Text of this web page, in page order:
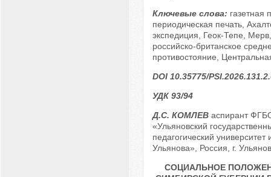
Ключевые слова: газетная
периодическая печать,
экспедиция, Геок-Тепе,
российско-британское
противостояние,
DOI 10.35775/
УДК 93/94
Д.С. КОМЛЕВаспирант
«Ульяновский
педагогический
Ульянова», Россия, г.
СОЦИАЛЬНОЕ